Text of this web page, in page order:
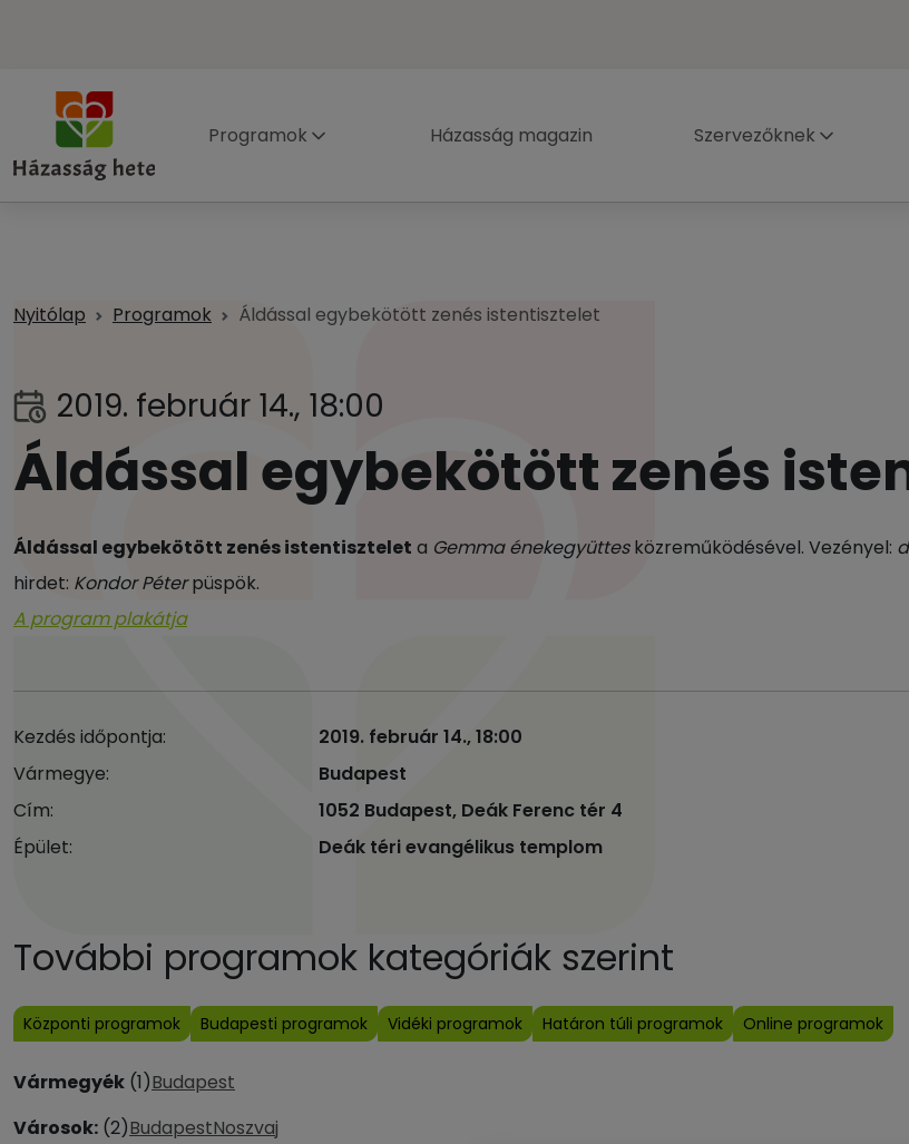
Programok Házasság magazin Szervezőknek
Nyitólap Programok Áldással egybekötött zenés istentisztelet
2019. február 14., 18:00
Áldással egybekötött zenés
Áldással egybekötött zenés istentisztelet a Gemma énekegyüttesközreműködésével. Vezényel:
hirdet: Kondor Péterpüspök.
A program plakátja
Kezdés időpontja:
2019. február 14., 18:00
Vármegye:
Budapest
Cím:
1052 Budapest, Deák Ferenc tér 4
Épület:
Deák téri evangélikus templom
További programok kategóriák szerint
Központi programok Budapesti programok Vidéki programok Határon túli programok Online programok
Vármegyék (1)Budapest
Városok: (2)BudapestNoszvaj